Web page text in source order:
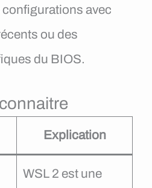
avec
ou des
du BIOS.
Explication
WSL 2 est une